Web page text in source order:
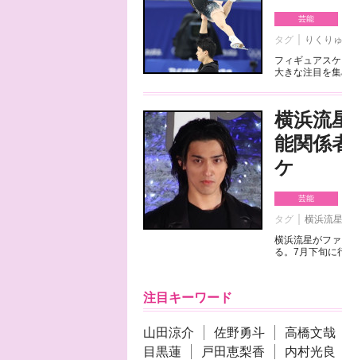
芸能
タグ りくり
フィギュアス
大きな注目を
横浜流
能関係
ケ
芸能
タグ 横浜流星
横浜流星がフ
る。7月下旬に
注目キーワード
山田涼介 佐野勇斗 高橋文哉
目黒蓮
戸田恵梨香 内村光良